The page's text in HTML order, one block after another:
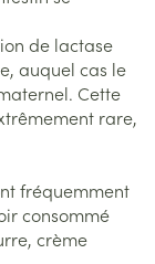
de lactase
auquel cas le
Cette
rare,
fréquemment
consommé
crème